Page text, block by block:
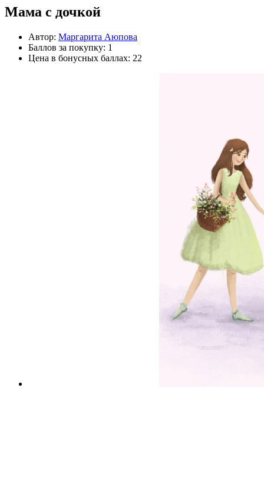
Мама с дочкой
Автор: Маргарита Аюпова
Баллов за покупку: 1
Цена в бонусных баллах: 22